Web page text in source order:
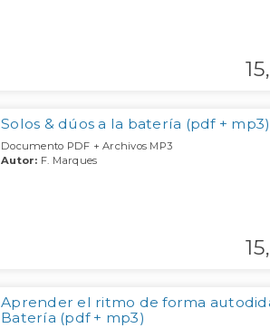
15,
Solos & dúos a la batería (pdf + mp3)
Documento PDF + Archivos MP3
Autor: F. Marques
15,
Aprender el ritmo de forma
Batería (pdf + mp3)